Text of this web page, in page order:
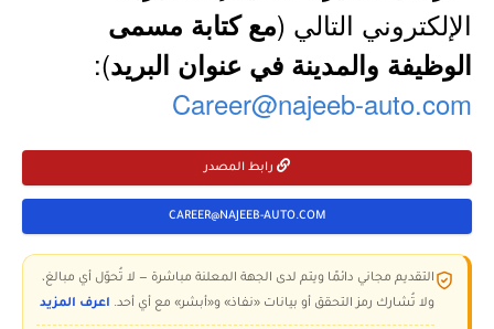
الإلكتروني التالي (مع كتابة مسمى
الوظيفة والمدينة في عنوان البريد):
Career@najeeb-auto.com
رابط المصدر
CAREER@NAJEEB-AUTO.COM
التقديم مجاني دائمًا ويتم لدى الجهة المعلنة مباشرة — لا تُحوّل أي مبالغ،
ولا تُشارك رمز التحقق أو بيانات «نفاذ» و«أبشر» مع أي أحد. اعرف المزيد